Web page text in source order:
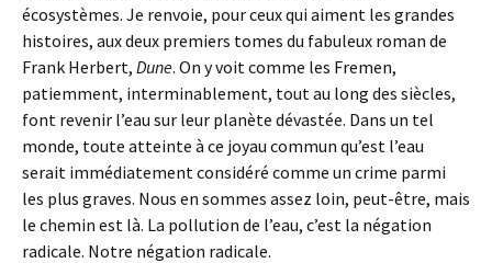
écosystèmes. Je renvoie, pour ceux qui aiment les grandes
histoires, aux deux premiers tomes du fabuleux roman de
Frank Herbert, Dune. On y voit comme les Fremen,
patiemment, interminablement, tout au long des siècles,
font revenir l’eau sur leur planète dévastée. Dans un tel
monde, toute atteinte à ce joyau commun qu’est l’eau
serait immédiatement considéré comme un crime parmi
les plus graves. Nous en sommes assez loin, peut-être, mais
le chemin est là. La pollution de l’eau, c’est la négation
radicale. Notre négation radicale.